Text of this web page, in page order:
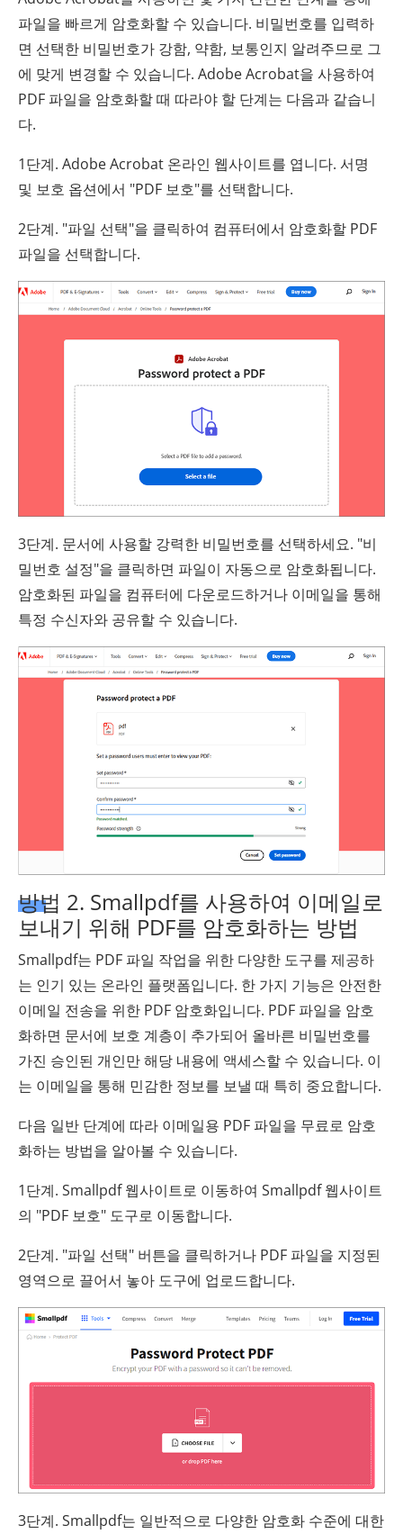
파일을 빠르게 암호화할 수 있습니다. 비밀번호를 입력하
면 선택한 비밀번호가 강함, 약함, 보통인지 알려주므로 그
에 맞게 변경할 수 있습니다. Adobe Acrobat을 사용하여
PDF 파일을 암호화할 때 따라야 할 단계는 다음과 같습니
다.
1단계. Adobe Acrobat 온라인 웹사이트를 엽니다. 서명
및 보호 옵션에서 "PDF 보호"를 선택합니다.
2단계. "파일 선택"을 클릭하여 컴퓨터에서 암호화할 PDF
파일을 선택합니다.
3단계. 문서에 사용할 강력한 비밀번호를 선택하세요. "비
밀번호 설정"을 클릭하면 파일이 자동으로 암호화됩니다.
암호화된 파일을 컴퓨터에 다운로드하거나 이메일을 통해
특정 수신자와 공유할 수 있습니다.
방법 2. Smallpdf를 사용하여 이메일로
보내기 위해 PDF를 암호화하는 방법
Smallpdf는 PDF 파일 작업을 위한 다양한 도구를 제공하
는 인기 있는 온라인 플랫폼입니다. 한 가지 기능은 안전한
이메일 전송을 위한 PDF 암호화입니다. PDF 파일을 암호
화하면 문서에 보호 계층이 추가되어 올바른 비밀번호를
가진 승인된 개인만 해당 내용에 액세스할 수 있습니다. 이
는 이메일을 통해 민감한 정보를 보낼 때 특히 중요합니다.
다음 일반 단계에 따라 이메일용 PDF 파일을 무료로 암호
화하는 방법을 알아볼 수 있습니다.
1단계. Smallpdf 웹사이트로 이동하여 Smallpdf 웹사이트
의 "PDF 보호" 도구로 이동합니다.
2단계. "파일 선택" 버튼을 클릭하거나 PDF 파일을 지정된
영역으로 끌어서 놓아 도구에 업로드합니다.
3단계. Smallpdf는 일반적으로 다양한 암호화 수준에 대한